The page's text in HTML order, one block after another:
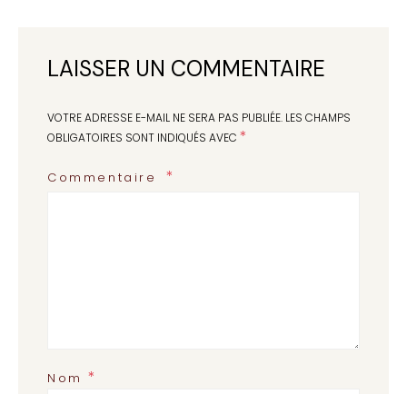
LAISSER UN COMMENTAIRE
VOTRE ADRESSE E-MAIL NE SERA PAS PUBLIÉE. LES CHAMPS
OBLIGATOIRES SONT INDIQUÉS AVEC *
Commentaire
Nom*